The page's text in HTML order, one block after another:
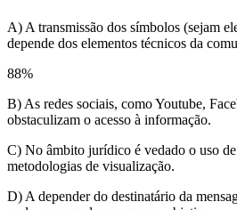
A) A transmissão dos símbolos (sejam
depende dos elementos técnicos da
88%
B) As redes sociais, como Youtube,
obstaculizam o acesso à informação.
C) No âmbito jurídico é vedado o uso
metodologias de visualização.
D) A depender do destinatário da